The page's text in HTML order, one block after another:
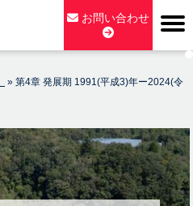
お問い合わせ
» 第4章 発展期 1991(平成3)年ー2024(令